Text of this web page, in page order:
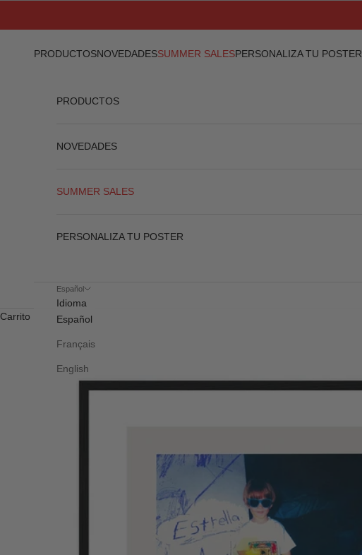
PRODUCTOSNOVEDADESSUMMER SALESPERSONALIZA TU POSTER
PRODUCTOS
NOVEDADES
SUMMER SALES
PERSONALIZA TU POSTER
Español
Idioma
Español
Français
English
Carrito